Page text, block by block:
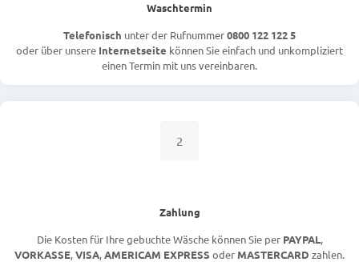
Waschtermin
Telefonisch unter der Rufnummer0800 122 122 5
oder über unsere Internetseite können Sie einfach und unkompliziert
einen Termin mit uns vereinbaren.
2
Zahlung
Die Kosten für Ihre gebuchte Wäsche können Sie per PAYPAL,
VORKASSE,VISA,AMERICAM EXPRESS oder MASTERCARD zahlen.